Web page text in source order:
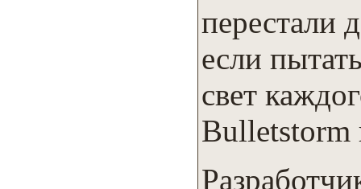
перестали
если
свет
Bulletstorm